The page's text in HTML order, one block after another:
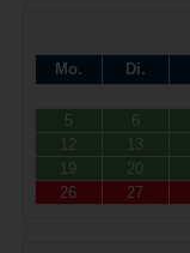
Mo.
Di.
5
6
12
13
19
20
26
27